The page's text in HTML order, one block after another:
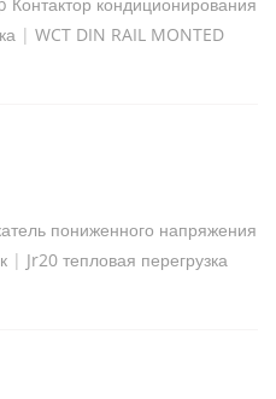
| WCT DIN RAIL MONTED
пониженного напряжения
| Jr20 тепловая перегрузка